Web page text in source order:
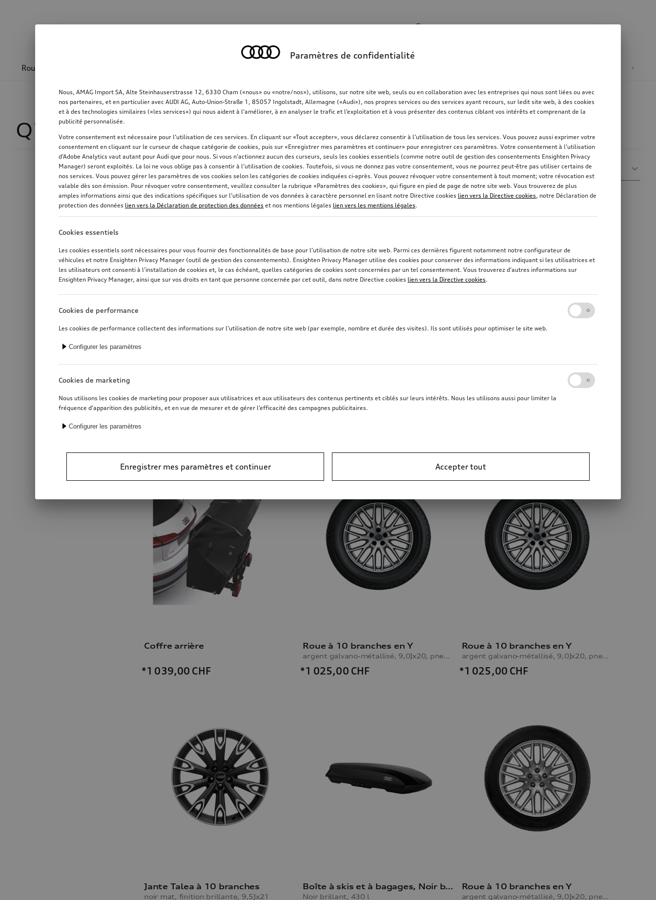
Champ de recherche
Roues & jantes
Q7 SUV 192
Compatible avec des chaînes neigeDiamètre de la jante Fabricant de pneus Afficher plus de filtres
Trier par
Pertinence
Dispositif d'attelage Panier de toit Boîte à skis et à bagages
Coffre arrière
*1 039,00 CHF
Roue à 10 branches en Y
argent galvano-métallisé, 9,0Jx20, pneu d’hiver 285/45 R20 112V XL, droite
*1 025,00 CHF
Roue à 10 branches en Y
argent galvano-métallisé, 9,0Jx20, pneu d’hiver 285/45 R20 112V XL, gauche
*1 025,00 CHF
Jante Talea à 10 branches
noir mat, finition brillante, 9,5Jx21
Boîte à skis et à bagages, Noir brillant, 430 l
Noir brillant, 430 l
Roue à 10 branches en Y
argent galvano-métallisé, 9,0Jx20, pneu d’hiver 285/45 R20 112V XL, droite
Paramètres de confidentialité
Nous, AMAG Import SA, Alte Steinhauserstrasse 12, 6330 Cham («nous» ou «notre/nos»), utilisons, sur notre site web, seuls ou en collaboration avec les entreprises qui nous sont liées ou avec
nos partenaires, et en particulier avec AUDI AG, Auto-Union-Straße 1, 85057 Ingolstadt, Allemagne («Audi»), nos propres services ou des services ayant recours, sur ledit site web, à des cookies
et à des technologies similaires («les services») qui nous aident à l’améliorer, à en analyser le trafic et l’exploitation et à vous présenter des contenus ciblant vos intérêts et comprenant de la
publicité personnalisée.
Votre consentement est nécessaire pour l’utilisation de ces services. En cliquant sur «Tout accepter», vous déclarez consentir à l’utilisation de tous les services. Vous pouvez aussi exprimer votre
consentement en cliquant sur le curseur de chaque catégorie de cookies, puis sur «Enregistrer mes paramètres et continuer» pour enregistrer ces paramètres. Votre consentement à l’utilisation
d’Adobe Analytics vaut autant pour Audi que pour nous. Si vous n’actionnez aucun des curseurs, seuls les cookies essentiels (comme notre outil de gestion des consentements Ensighten Privacy
Manager) seront exploités. La loi ne vous oblige pas à consentir à l’utilisation de cookies. Toutefois, si vous ne donnez pas votre consentement, vous ne pourrez peut-être pas utiliser certains de
nos services. Vous pouvez gérer les paramètres de vos cookies selon les catégories de cookies indiquées ci-après. Vous pouvez révoquer votre consentement à tout moment; votre révocation est
valable dès son émission. Pour révoquer votre consentement, veuillez consulter la rubrique «Paramètres des cookies», qui figure en pied de page de notre site web. Vous trouverez de plus
amples informations ainsi que des indications spécifiques sur l’utilisation de vos données à caractère personnel en lisant notre Directive cookies lien vers la Directive cookies, notre Déclaration de
protection des données lien vers la Déclaration de protection des données et nos mentions légales lien vers les mentions légales.
Cookies essentiels
Les cookies essentiels sont nécessaires pour vous fournir des fonctionnalités de base pour l’utilisation de notre site web. Parmi ces dernières figurent notamment notre configurateur de
véhicules et notre Ensighten Privacy Manager (outil de gestion des consentements). Ensighten Privacy Manager utilise des cookies pour conserver des informations indiquant si les utilisatrices et
les utilisateurs ont consenti à l’installation de cookies et, le cas échéant, quelles catégories de cookies sont concernées par un tel consentement. Vous trouverez d’autres informations sur
Ensighten Privacy Manager, ainsi que sur vos droits en tant que personne concernée par cet outil, dans notre Directive cookies lien vers la Directive cookies.
Cookies de performance
Les cookies de performance collectent des informations sur l’utilisation de notre site web (par exemple, nombre et durée des visites). Ils sont utilisés pour optimiser le site web.
Configurer les paramètres
Cookies de marketing
Nous utilisons les cookies de marketing pour proposer aux utilisatrices et aux utilisateurs des contenus pertinents et ciblés sur leurs intérêts. Nous les utilisons aussi pour limiter la
fréquence d’apparition des publicités, et en vue de mesurer et de gérer l’efficacité des campagnes publicitaires.
Configurer les paramètres
Accepter tout
Enregistrer mes paramètres et continuer